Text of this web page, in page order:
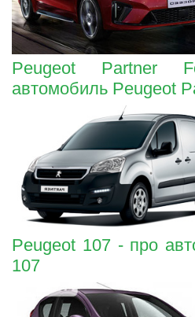
Peugeot Partner
автомобиль Peugeot
Peugeot 107 - про
107